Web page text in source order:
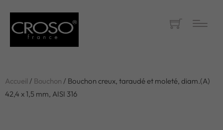
Accueil / Bouchon / Bouchon creux, taraudé et moleté, diam.(A)
42,4 x 1,5 mm, AISI 316